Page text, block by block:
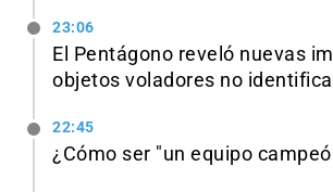
23:06
El Pentágono reveló nuevas
objetos voladores no
22:45
¿Cómo ser "un equipo